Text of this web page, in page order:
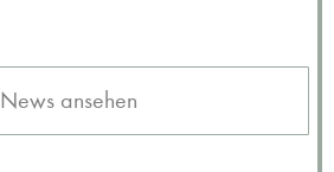
News ansehen